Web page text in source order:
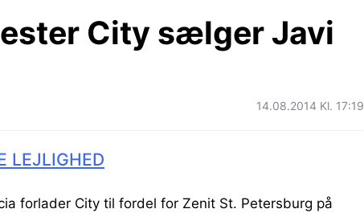
City sælger Javi
14.08.2014 Kl. 17:19
LEJLIGHED
forlader City til fordel for Zenit St. Petersburg på